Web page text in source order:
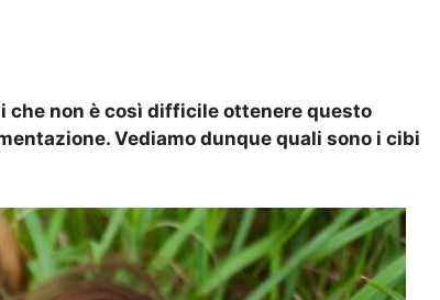
che non è così difficile ottenere questo
Vediamo dunque quali sono i cibi